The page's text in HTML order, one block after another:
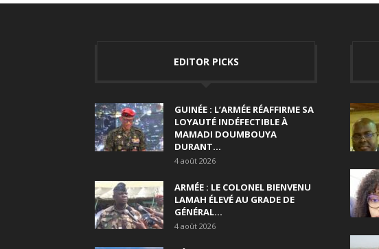
EDITOR PICKS
GUINÉE : L’ARMÉE RÉAFFIRME SA
LOYAUTÉ INDÉFECTIBLE À
MAMADI DOUMBOUYA
DURANT...
4 août 2026
ARMÉE : LE COLONEL BIENVENU
LAMAH ÉLEVÉ AU GRADE DE
GÉNÉRAL...
4 août 2026